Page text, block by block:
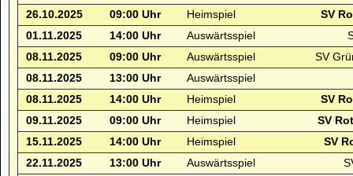
26.10.2025
09:00 Uhr Heimspiel
SV
01.11.2025
14:00 Uhr Auswärtsspiel
08.11.2025
09:00 Uhr Auswärtsspiel
SV
08.11.2025
13:00 Uhr
Auswärtsspiel
08.11.2025
14:00 Uhr Heimspiel
SV
09.11.2025
09:00 Uhr Heimspiel
SV
15.11.2025
14:00 Uhr Heimspiel
SV
22.11.2025
13:00 Uhr Auswärtsspiel